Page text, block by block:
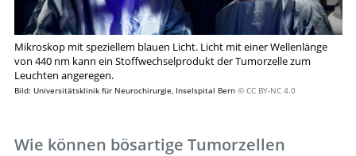
Mikroskop mit speziellem blauen Licht. Licht mit einer Wellenlänge
von 440 nm kann ein Stoffwechselprodukt der Tumorzelle zum
Leuchten angeregen.
Bild: Universitätsklinik für Neurochirurgie, Inselspital Bern © CC BY-NC 4.0
Wie können bösartige Tumorzellen